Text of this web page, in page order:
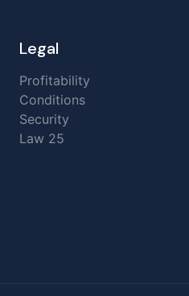
Legal
Profitability
Conditions
Security
Law 25